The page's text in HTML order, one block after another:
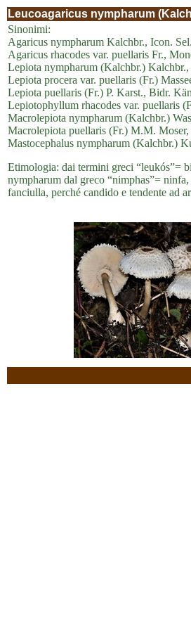
Leucoagaricus nympharum
Sinonimi:
Agaricus nympharum Kalchbr., Icon.
Agaricus rhacodes var. puellaris Fr.,
Lepiota nympharum (Kalchbr.)
Lepiota procera var. puellaris (Fr.)
Lepiota puellaris (Fr.) P. Karst., Bidr.
Lepiotophyllum rhacodes var. puellaris
Macrolepiota nympharum (Kalchbr.)
Macrolepiota puellaris (Fr.) M.M.
Mastocephalus nympharum (Kalchbr.)
Etimologia: dai termini greci “leukós”=
nympharum dal greco “nimphas”=
fanciulla, perché candido e tendente ad